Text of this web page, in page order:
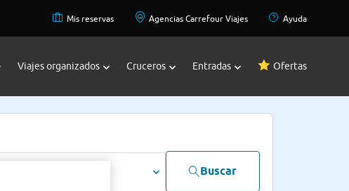
Mis reservas Agencias Carrefour Viajes Ayuda
Viajes organizados Cruceros Entradas Ofertas
Buscar